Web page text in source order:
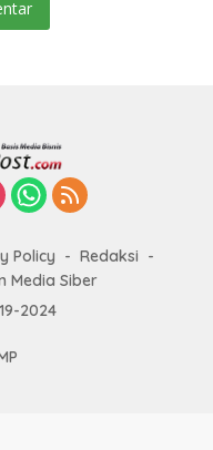
Policy
Redaksi
Media Siber
2024